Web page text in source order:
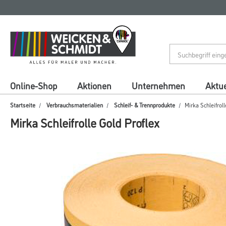
springen
springen
Online-Shop Aktionen Unternehmen
Startseite Verbrauchsmaterialien Schleif- & Trennprodukte Mirka
Mirka Schleifrolle Gold Proflex